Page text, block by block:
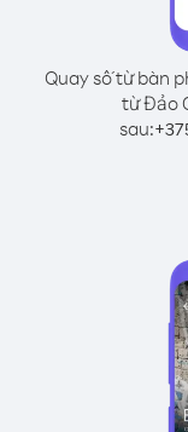
Quay số từ bàn
từ Đảo
sau:+